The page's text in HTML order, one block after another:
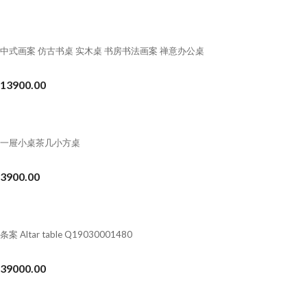
中式画案 仿古书桌 实木桌 书房书法画案 禅意办公桌
13900.00
一屉小桌茶几小方桌
3900.00
条案 Altar table Q19030001480
39000.00